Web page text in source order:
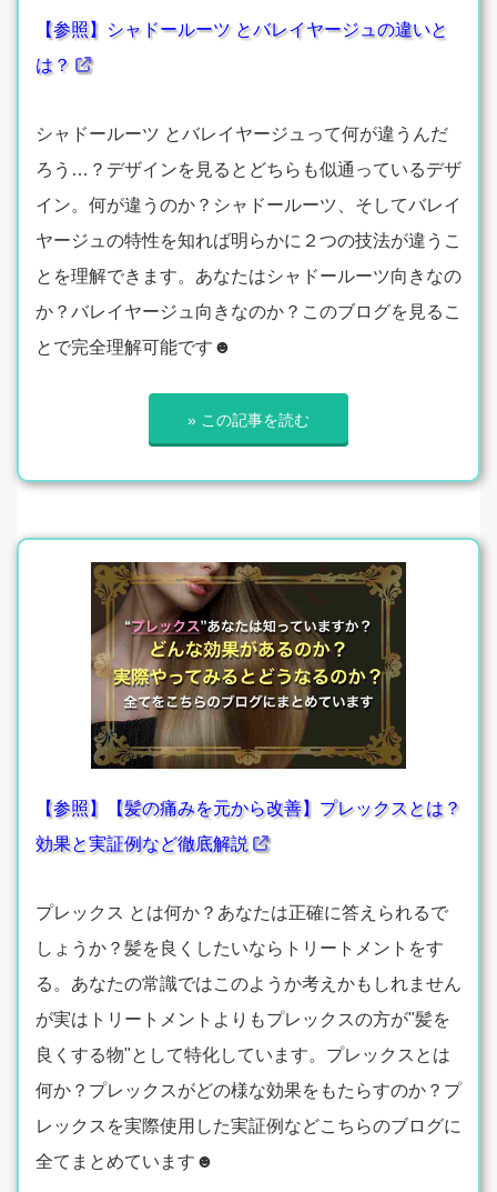
【参照】シャドールーツ とバレイヤージュの違いと
は？
シャドールーツ とバレイヤージュって何が違うんだ
ろう…？デザインを見るとどちらも似通っているデザ
イン。何が違うのか？シャドールーツ、そしてバレイ
ヤージュの特性を知れば明らかに２つの技法が違うこ
とを理解できます。あなたはシャドールーツ向きなの
か？バレイヤージュ向きなのか？このブログを見るこ
とで完全理解可能です☻
» この記事を読む
【参照】【髪の痛みを元から改善】プレックスとは？
効果と実証例など徹底解説
プレックス とは何か？あなたは正確に答えられるで
しょうか？髪を良くしたいならトリートメントをす
る。あなたの常識ではこのようか考えかもしれません
が実はトリートメントよりもプレックスの方が"髪を
良くする物"として特化しています。プレックスとは
何か？プレックスがどの様な効果をもたらすのか？プ
レックスを実際使用した実証例などこちらのブログに
全てまとめています☻